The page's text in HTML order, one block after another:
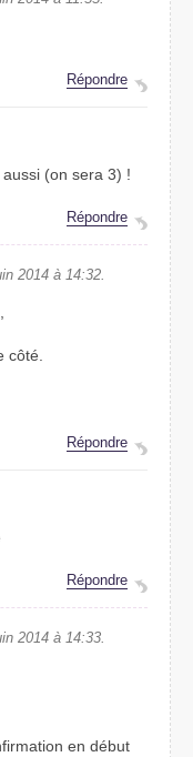
Répondre
(on sera 3) !
Répondre
2014 à 14:32.
côté.
Répondre
Répondre
2014 à 14:33.
en début